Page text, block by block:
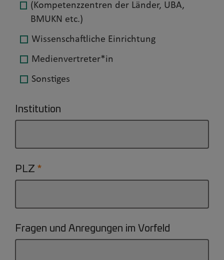
(Kompetenzzentren der Länder, UBA,
BMUKN etc.)
Wissenschaftliche Einrichtung
Medienvertreter*in
Sonstiges
Institution
PLZ
Fragen und Anregungen im Vorfeld